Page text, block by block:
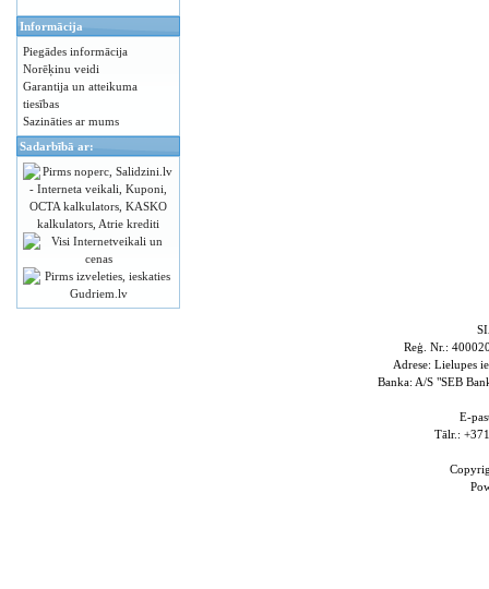
Informācija
Piegādes informācija
Norēķinu veidi
Garantija un atteikuma
tiesības
Sazināties ar mums
Sadarbībā ar:
Reģ. Nr.:
Adrese: Lielupes
Banka: A/S "SEB
E-
Tālr.: